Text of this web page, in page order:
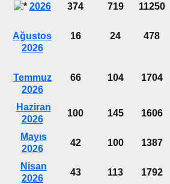
2026 374 719 11250
Ağustos
2026
16 24 478
Temmuz
2026
66 104 1704
Haziran
2026
100 145 1606
Mayıs
2026
42 100 1387
Nisan
2026
43 113 1792